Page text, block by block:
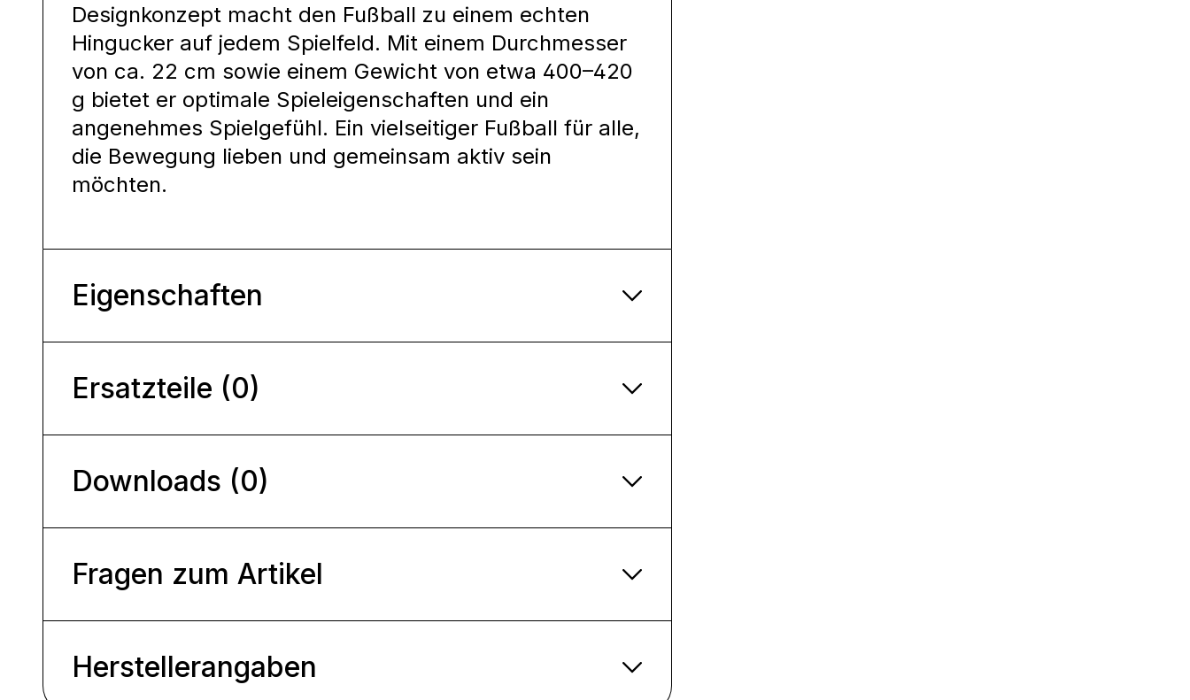
Designkonzept macht den Fußball zu einem echten
Hingucker auf jedem Spielfeld. Mit einem Durchmesser
von ca. 22 cm sowie einem Gewicht von etwa 400–420
g bietet er optimale Spieleigenschaften und ein
angenehmes Spielgefühl. Ein vielseitiger Fußball für alle,
die Bewegung lieben und gemeinsam aktiv sein
möchten.
Eigenschaften
Ersatzteile (0)
Downloads (0)
Fragen zum Artikel
Herstellerangaben